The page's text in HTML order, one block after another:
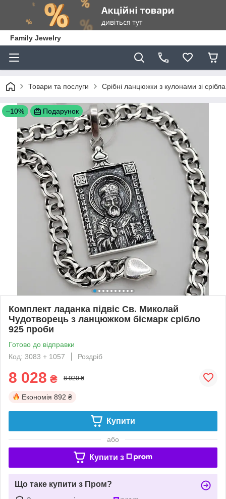
Family Jewelry
Товари та послуги Срібні ланцюжки з кулонами зі срібла
–10% Подарунок
Комплект ладанка підвіс Св. Миколай
Чудотворець з ланцюжком бісмарк срібло
925 проби
Готово до відправки
Код: 3083 + 1057
Роздріб
8 028 ₴ 8 920 ₴
Економія 892 ₴
Купити
або
Купити з
Що таке купити з Пром?